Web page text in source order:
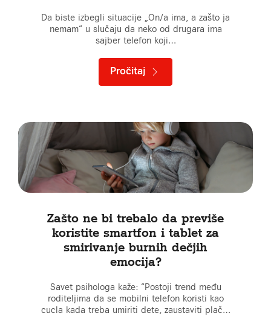
Da biste izbegli situacije „On/a ima, a zašto ja
nemam“ u slučaju da neko od drugara ima
sajber telefon koji…
Pročitaj
Zašto ne bi trebalo da previše
koristite smartfon i tablet za
smirivanje burnih dečjih
emocija?
Savet psihologa kaže: “Postoji trend među
roditeljima da se mobilni telefon koristi kao
cucla kada treba umiriti dete, zaustaviti plač…